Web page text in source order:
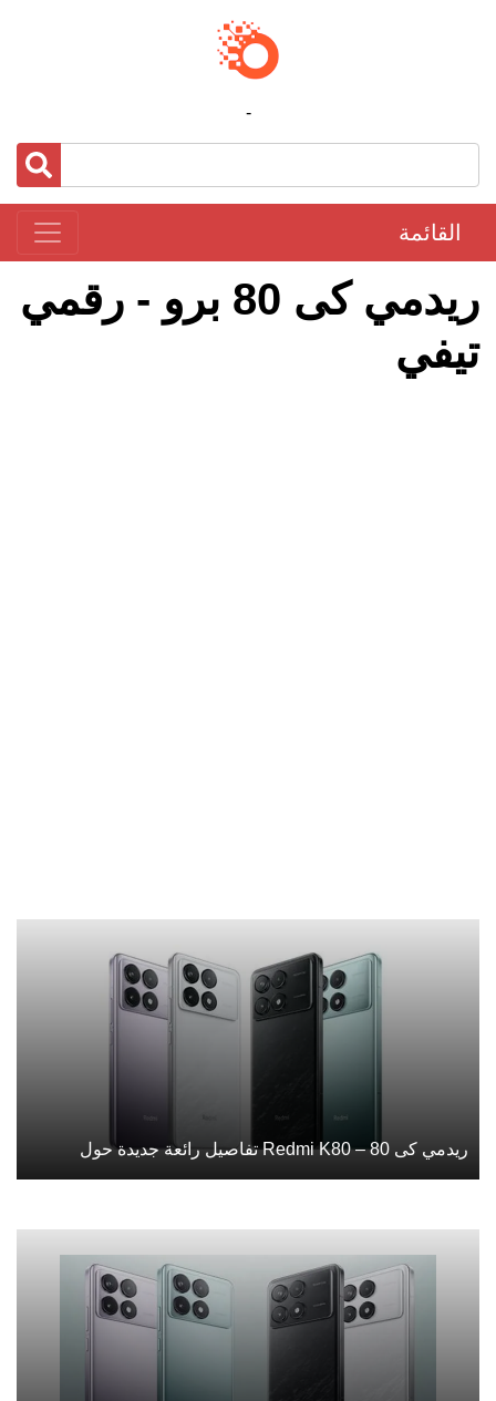
-
القائمة
ريدمي كى 80 برو - رقمي
تيفي
ريدمي كى 80 – Redmi K80 تفاصيل رائعة جديدة حول